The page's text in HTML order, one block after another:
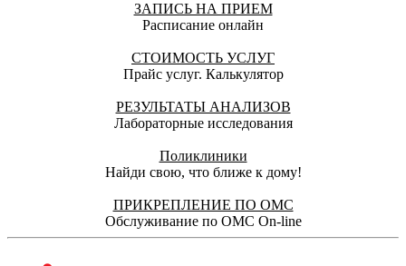
ЗАПИСЬ НА ПРИЕМ
Расписание онлайн
СТОИМОСТЬ УСЛУГ
Прайс услуг. Калькулятор
РЕЗУЛЬТАТЫ АНАЛИЗОВ
Лабораторные исследования
Поликлиники
Найди свою, что ближе к дому!
ПРИКРЕПЛЕНИЕ ПО ОМС
Обслуживание по ОМС On-line